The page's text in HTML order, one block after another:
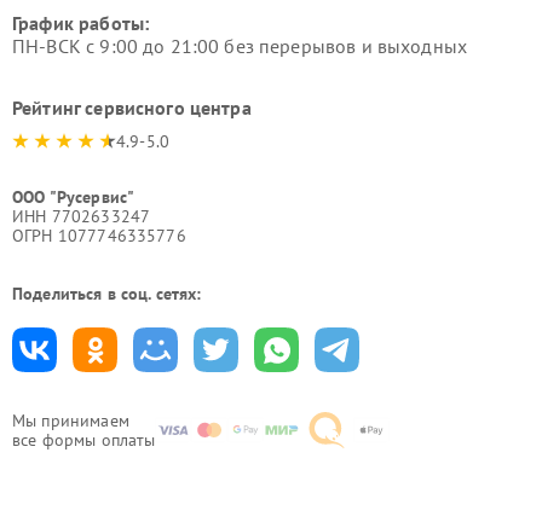
Мы принимаем
все формы оплаты
График работы:
ПН-ВСК с 9:00 до 21:00 без перерывов и выходных
Рейтинг сервисного центра
4.9-5.0
ООО "Русервис"
ИНН 7702633247
ОГРН 1077746335776
Поделиться в соц. сетях: